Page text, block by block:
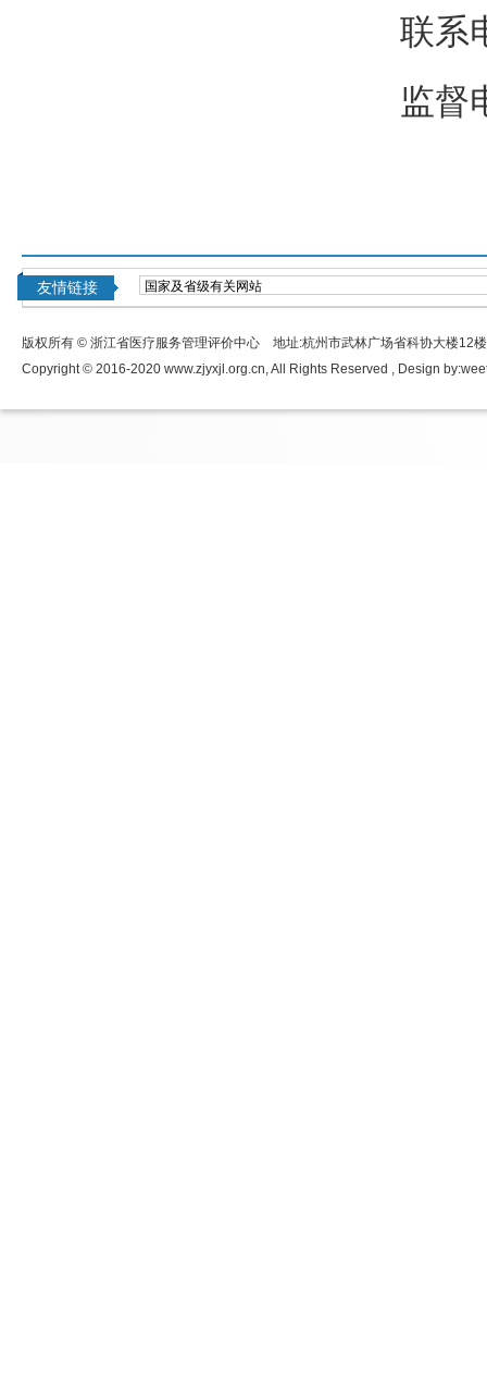
联系
监督
友情链接
版权所有 © 浙江省医疗服务管理评价中心 地址:杭州市武林广场省科协大楼12
Copyright © 2016-2020 www.zjyxjl.org.cn, All Rights Reserved , Design by: